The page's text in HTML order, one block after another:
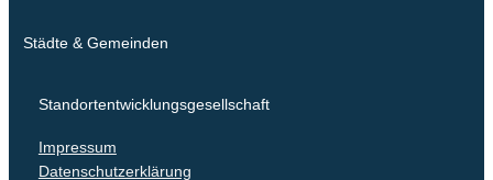
Städte & Gemeinden
Standortentwicklungsgesellschaft
Impressum
Datenschutzerklärung